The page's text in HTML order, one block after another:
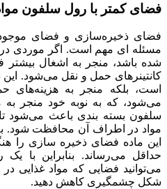
فضای کمتر با رول سلفون
فضای ذخیره‌سازی و فضای
مسئله ای مهم است. اگر موردی
شده باشد، منجر به اشغال
کانتینرهای حمل و نقل می‌شود. این
است، بلکه منجر به هزینه‌های
می‌شود، که به نوبه خود منجر
سلفون بسته بندی باعث می‌شود
مواد در اطراف آن محافظت شود.
این ماده فضای ذخیره سازی را
حداقل می‌رساند. بنابراین با
می‌توانید فضایی که مواد غذایی
شکل چشمگیری کاهش دهید.